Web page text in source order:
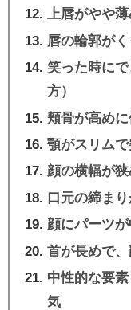
上唇がやや
唇の輪郭が
笑った時に
方）
頬骨が高め
顎がスリムで
顔の横幅が
口元の締ま
顔にパーツ
首が長めで
中性的な要
気